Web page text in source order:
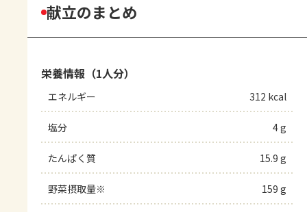
献立のまとめ
栄養情報（1人分）
エネルギー 312 kcal
塩分 4 g
たんぱく質 15.9 g
野菜摂取量※ 159 g